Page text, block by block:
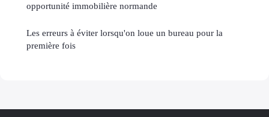
opportunité immobilière normande
Les erreurs à éviter lorsqu'on loue un bureau pour la
première fois